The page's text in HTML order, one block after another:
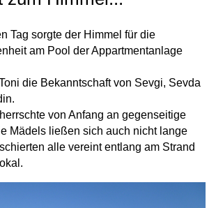
Tag sorgte der Himmel für die
am Pool der Appartmentanlage
die Bekanntschaft von Sevgi, Sevda
von Anfang an gegenseitige
Mädels ließen sich auch nicht lange
alle vereint entlang am Strand